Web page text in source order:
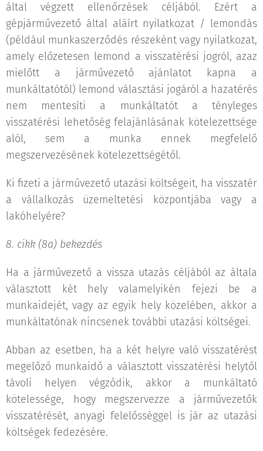
által végzett ellenőrzések céljából. Ezért a
gépjárművezető által aláírt nyilatkozat / lemondás
(például munkaszerződés részeként vagy nyilatkozat,
amely előzetesen lemond a visszatérési jogról, azaz
mielőtt a járművezető ajánlatot kapna a
munkáltatótól) lemond választási jogáról a hazatérés
nem mentesíti a munkáltatót a tényleges
visszatérési lehetőség felajánlásának kötelezettsége
alól, sem a munka ennek megfelelő
megszervezésének kötelezettségétől.
Ki fizeti a járművezető utazási költségeit, ha visszatér
a vállalkozás üzemeltetési központjába vagy a
lakóhelyére?
8. cikk (8a) bekezdés
Ha a járművezető a vissza utazás céljából az általa
választott két hely valamelyikén fejezi be a
munkaidejét, vagy az egyik hely közelében, akkor a
munkáltatónak nincsenek további utazási költségei.
Abban az esetben, ha a két helyre való visszatérést
megelőző munkaidő a választott visszatérési helytől
távoli helyen végződik, akkor a munkáltató
kötelessége, hogy megszervezze a járművezetők
visszatérését, anyagi felelősséggel is jár az utazási
költségek fedezésére.